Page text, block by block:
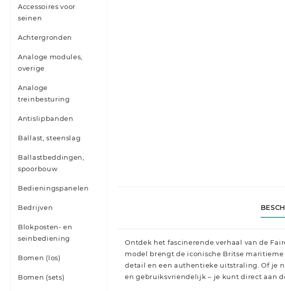
Accessoires voor
seinen
Achtergronden
Analoge modules,
overige
Analoge
treinbesturing
Antislipbanden
Ballast, steenslag
Ballastbeddingen,
spoorbouw
Bedieningspanelen
Bedrijven
Blokposten- en
seinbediening
Bomen (los)
Bomen (sets)
Ontdek het fascinerende verhaal van de
model brengt de iconische Britse
detail en een authentieke uitstraling. Of je
en gebruiksvriendelijk – je kunt direct aan